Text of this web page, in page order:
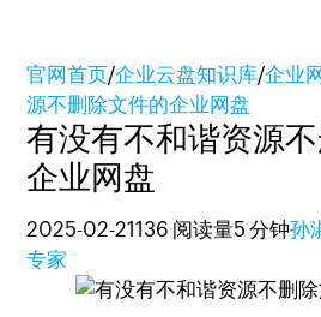
官网首页/企业云盘知识库/企业
源不删除文件的企业网盘
有没有不和谐资源
企业网盘
2025-02-21136 阅读量5 分钟孙
专家